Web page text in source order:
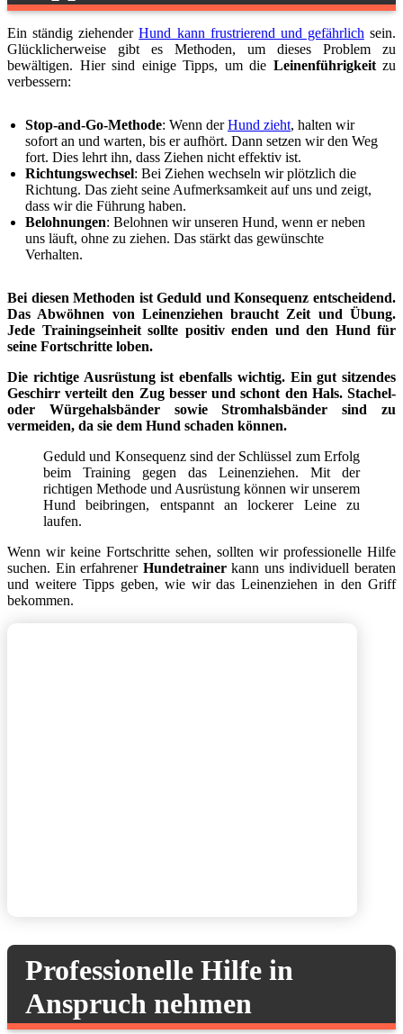
Ein ständig ziehenderHund kann frustrierend und gefährlichsein.
Glücklicherweise gibt es Methoden, um dieses Problem zu
bewältigen. Hier sind einige Tipps, um die Leinenführigkeitzu
verbessern:
Stop-and-Go-Methode: Wenn derHund zieht, halten wir
sofort an und warten, bis er aufhört. Dann setzen wir den Weg
fort. Dies lehrt ihn, dass Ziehen nicht effektiv ist.
Richtungswechsel: Bei Ziehen wechseln wir plötzlich die
Richtung. Das zieht seine Aufmerksamkeit auf uns und zeigt,
dass wir die Führung haben.
Belohnungen: Belohnen wir unseren Hund, wenn er neben
uns läuft, ohne zu ziehen. Das stärkt das gewünschte
Verhalten.
Bei diesen Methoden ist Geduld und Konsequenz entscheidend.
Das Abwöhnen von Leinenziehen braucht Zeit und Übung.
Jede Trainingseinheit sollte positiv enden und den Hund für
seine Fortschritte loben.
Die richtige Ausrüstung ist ebenfalls wichtig. Ein gut sitzendes
Geschirr verteilt den Zug besser und schont den Hals. Stachel-
oder Würgehalsbänder sowie Stromhalsbänder sind zu
vermeiden, da sie dem Hund schaden können.
Geduld und Konsequenz sind der Schlüssel zum Erfolg
beim Training gegen das Leinenziehen. Mit der
richtigen Methode und Ausrüstung können wir unserem
Hund beibringen, entspannt an lockerer Leine zu
laufen.
Wenn wir keine Fortschritte sehen, sollten wir professionelle Hilfe
suchen. Ein erfahrener Hundetrainerkann uns individuell beraten
und weitere Tipps geben, wie wir das Leinenziehen in den Griff
bekommen.
Professionelle Hilfe in
Anspruch nehmen